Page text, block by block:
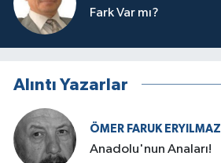
Fark Var mı?
Alıntı Yazarlar
ÖMER FARUK ERYILMAZ
Anadolu'nun Anaları!